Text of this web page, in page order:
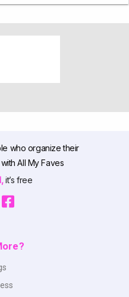
who organize their
All My Faves
it’s free